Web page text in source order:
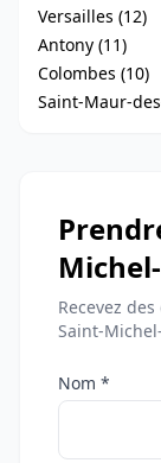
Versailles (12)
Antony (11)
Colombes (10)
Saint-Maur-
Recevez
Saint-
Nom *